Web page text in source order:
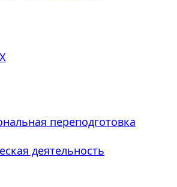
переподготовка
деятельность